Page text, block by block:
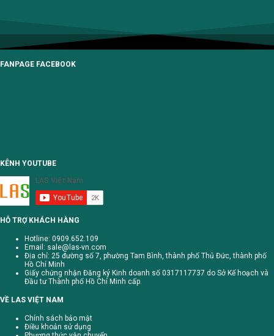
FANPAGE FACEBOOK
KÊNH YOUTUBE
HỖ TRỢ KHÁCH HÀNG
Hotline: 0909.652.109
Email: sale@las-vn.com
Địa chỉ: 25 đường số 7, phường Tam Bình, thành phố Thủ Đức, thành phố
Hồ Chí Minh
Giấy chứng nhận Đăng ký Kinh doanh số 0317117737 do Sở Kế hoạch và
Đầu tư Thành phố Hồ Chí Minh cấp.
VỀ LAS VIỆT NAM
Chính sách bảo mật
Điều khoản sử dụng